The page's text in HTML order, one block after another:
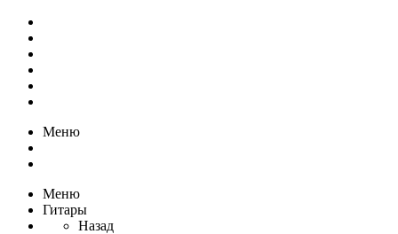
Меню
Меню
Гитары
Назад